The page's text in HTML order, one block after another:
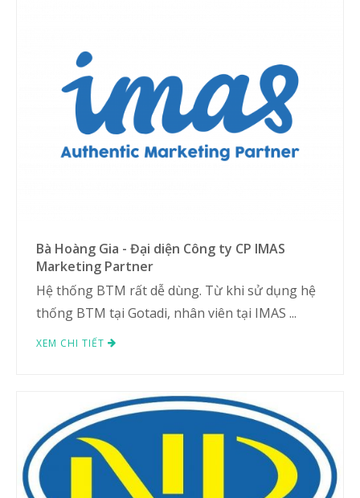
Bà Hoàng Gia - Đại diện Công ty CP IMAS
Marketing Partner
Hệ thống BTM rất dễ dùng. Từ khi sử dụng hệ
thống BTM tại Gotadi, nhân viên tại IMAS ...
XEM CHI TIẾT